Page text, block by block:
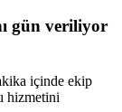
gün veriliyor
içinde ekip
hizmetini